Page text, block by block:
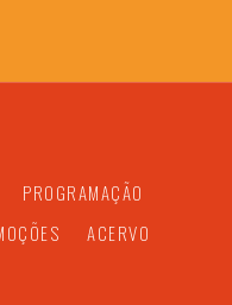
PROGRAMAÇÃO
ACERVO